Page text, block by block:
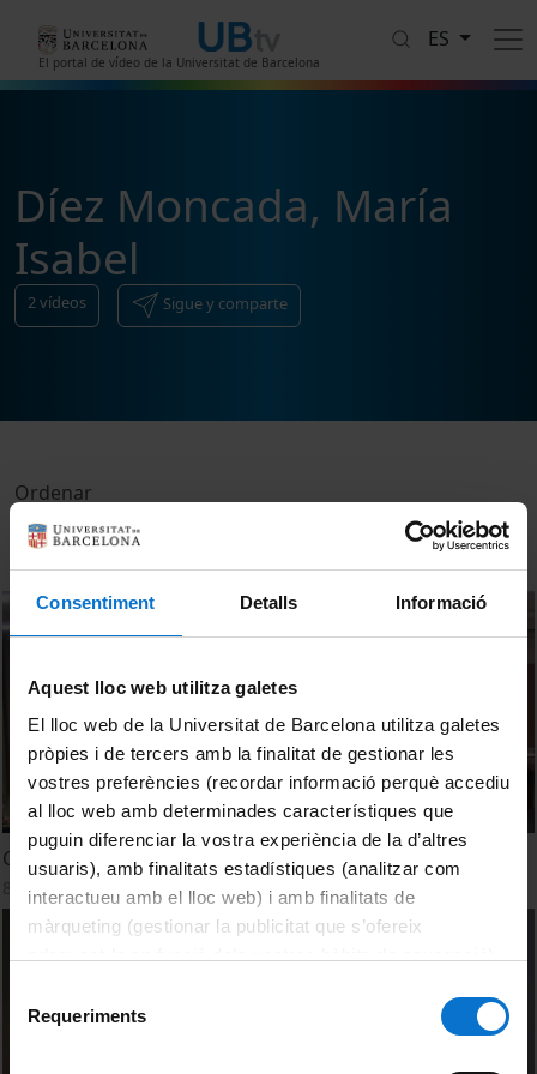
Consentiment Detalls Informació
Aquest lloc web utilitza galetes
El lloc web de la Universitat de Barcelona utilitza galetes
pròpies i de tercers amb la finalitat de gestionar les
vostres preferències (recordar informació perquè accediu
al lloc web amb determinades característiques que
puguin diferenciar la vostra experiència de la d’altres
usuaris), amb finalitats estadístiques (analitzar com
interactueu amb el lloc web) i amb finalitats de
màrqueting (gestionar la publicitat que s’ofereix
consultar laPolítica de galetes del lloc web de la
Requeriments
El portal de vídeo de la Universitat de Barcelona
ES
Díez Moncada, María
Isabel
2 vídeos Sigue y comparte
Ordenar
Col·loqui III - Moderador: Albert Santasusagna Riu
8 Julio, 2019